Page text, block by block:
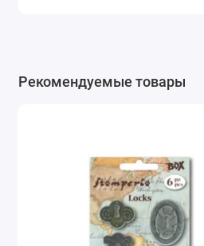
Рекомендуемые товары